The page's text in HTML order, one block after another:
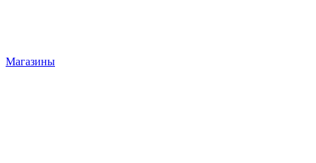
Магазины